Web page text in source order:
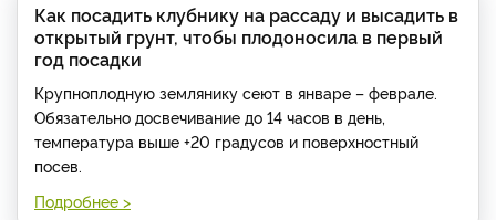
Как посадить клубнику на рассаду и высадить в
открытый грунт, чтобы плодоносила в первый
год посадки
Крупноплодную землянику сеют в январе – феврале.
Обязательно досвечивание до 14 часов в день,
температура выше +20 градусов и поверхностный
посев.
Подробнее >